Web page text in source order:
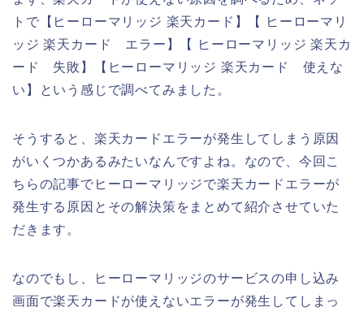
トで【ヒーローマリッジ 楽天カード】【 ヒーローマリ
ッジ 楽天カード エラー】【 ヒーローマリッジ 楽天カ
ード 失敗】【ヒーローマリッジ 楽天カード 使えな
い】という感じで調べてみました。
そうすると、楽天カードエラーが発生してしまう原因
がいくつかあるみたいなんですよね。なので、今回こ
ちらの記事でヒーローマリッジで楽天カードエラーが
発生する原因とその解決策をまとめて紹介させていた
だきます。
なのでもし、ヒーローマリッジのサービスの申し込み
画面で楽天カードが使えないエラーが発生してしまっ